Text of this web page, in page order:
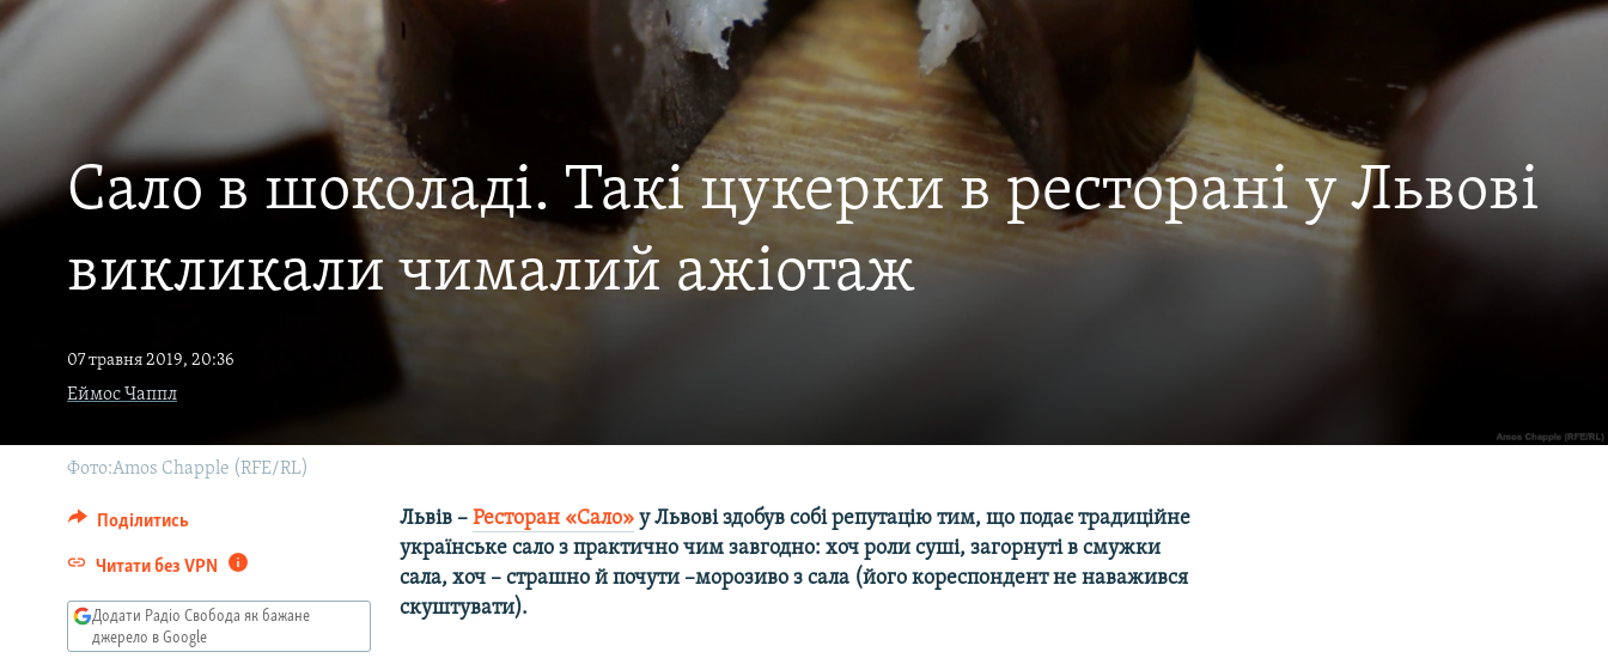
СПЕЦПРОЄКТИ
ПОДКАСТИ
Сало в шоколаді. Такі цукерки в ресторані у Львові
викликали чималий ажіотаж
07 травня 2019, 20:36
Еймос Чаппл
Фото:Amos Chapple (RFE/RL)
Поділитись
Читати без VPN
Додати Радіо Свобода як бажане
джерело в Google
Львів – Ресторан «Сало» у Львові здобув собі репутацію тим, що подає традиційне
українське сало з практично чим завгодно: хоч роли суші, загорнуті в смужки
сала, хоч – страшно й почути –морозиво з сала (його кореспондент не наважився
скуштувати).